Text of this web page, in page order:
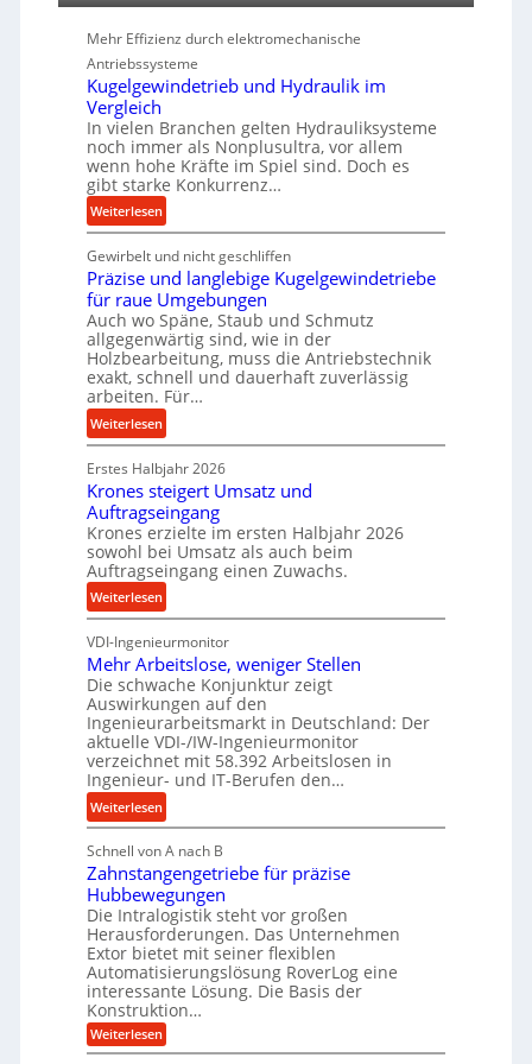
e
r
f
o
r
m
a
n
c
i
m
D
r
ü
c
k
p
r
o
z
e
s
s
Mehr Effizienz durch elektromechanische
Antriebssysteme
Kugelgewindetrieb und Hydraulik im
Vergleich
In vielen Branchen gelten Hydrauliksysteme
noch immer als Nonplusultra, vor allem
wenn hohe Kräfte im Spiel sind. Doch es
gibt starke Konkurrenz…
Weiterlesen:
K
u
g
e
l
g
e
w
i
n
e
t
r
i
e
b
u
n
d
H
y
d
r
a
u
l
i
m
V
e
r
g
l
e
Gewirbelt und nicht geschliffen
Präzise und langlebige Kugelgewindetriebe
für raue Umgebungen
Auch wo Späne, Staub und Schmutz
allgegenwärtig sind, wie in der
Holzbearbeitung, muss die Antriebstechnik
exakt, schnell und dauerhaft zuverlässig
arbeiten. Für…
Weiterlesen:
P
r
ä
z
i
s
e
u
n
d
l
a
n
g
l
e
b
i
g
e
K
u
g
e
l
g
e
w
Erstes Halbjahr 2026
Krones steigert Umsatz und
Auftragseingang
Krones erzielte im ersten Halbjahr 2026
sowohl bei Umsatz als auch beim
Auftragseingang einen Zuwachs.
Weiterlesen:
K
r
o
n
e
s
s
t
e
i
g
e
r
t
U
m
s
a
t
z
VDI-Ingenieurmonitor
Mehr Arbeitslose, weniger Stellen
Die schwache Konjunktur zeigt
Auswirkungen auf den
Ingenieurarbeitsmarkt in Deutschland: Der
aktuelle VDI-/IW-Ingenieurmonitor
verzeichnet mit 58.392 Arbeitslosen in
Ingenieur- und IT-Berufen den…
Weiterlesen:
M
e
h
r
A
r
b
e
i
t
s
Schnell von A nach B
Zahnstangengetriebe für präzise
Hubbewegungen
Die Intralogistik steht vor großen
Herausforderungen. Das Unternehmen
Extor bietet mit seiner flexiblen
Automatisierungslösung RoverLog eine
interessante Lösung. Die Basis der
Konstruktion…
Weiterlesen:
Z